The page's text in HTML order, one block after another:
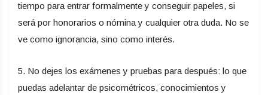
tiempo para entrar formalmente y conseguir papeles, si
será por honorarios o nómina y cualquier otra duda. No se
ve como ignorancia, sino como interés.
5. No dejes los exámenes y pruebas para después: lo que
puedas adelantar de psicométricos, conocimientos y